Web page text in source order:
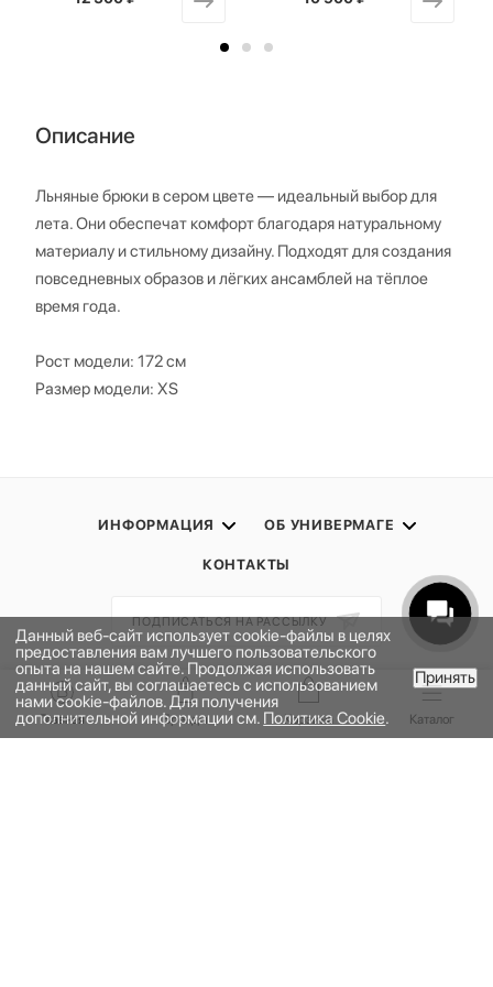
В КОРЗИНУ
Описание
Льняные брюки в сером цвете — идеальный выбор для
лета. Они обеспечат комфорт благодаря натуральному
материалу и стильному дизайну. Подходят для создания
повседневных образов и лёгких ансамблей на тёплое
время года.
Рост модели: 172 см
Размер модели: XS
ИНФОРМАЦИЯ ОБ УНИВЕРМАГЕ
КОНТАКТЫ
ПОДПИСАТЬСЯ НА РАССЫЛКУ
ПОЛИТИКА КОНФИДЕНЦИАЛЬНОСТИ
ПУБЛИЧНАЯ ОФЕРТА
ПРОГРАММА ЛОЯЛЬНОСТИ
Данный веб-сайт использует cookie-файлы в целях
предоставления вам лучшего пользовательского
опыта на нашем сайте. Продолжая использовать
данный сайт, вы соглашаетесь с использованием
нами cookie-файлов. Для получения
дополнительной информации см. Политика Cookie.
Принять
Главная Бренды Корзина Каталог